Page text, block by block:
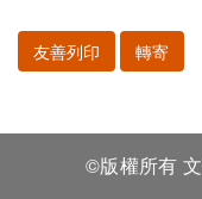
友善列印 轉寄
©版權所有